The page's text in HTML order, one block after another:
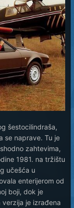
šestocilindraša,
se naprave. Tu je
zahtevima,
1981. na tržištu
učešća u
enterijerom od
boji, dok je
je izrađena